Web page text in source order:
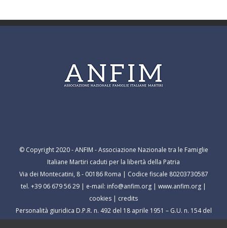
© Copyright 2020 - ANFIM - Associazione Nazionale tra le Famiglie
Italiane Martiri caduti per la libertà della Patria
Via dei Montecatini, 8 - 00186 Roma | Codice fiscale 80203730587
tel. +39 06 679 56 29 | e-mail: info@anfim.org | www.anfim.org |
cookies | credits
Personalità giuridica D.P.R. n. 492 del 18 aprile 1951 – G.U. n. 154 del